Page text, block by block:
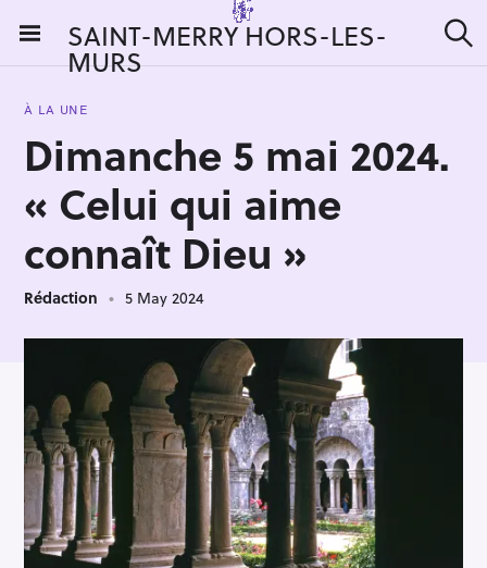
i
SAINT-MERRY HORS-LES-
MURS e
À LA UNE
Dimanche 5 mai 2024.
« Celui qui aime
connaît Dieu »
Rédaction 5 May 2024